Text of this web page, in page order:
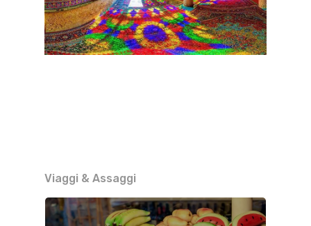
Viaggi & Assaggi